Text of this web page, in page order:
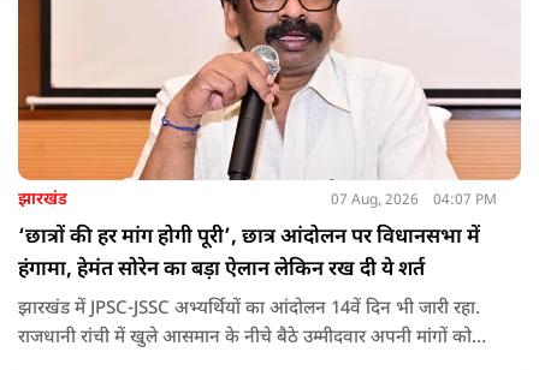
झारखंड 07 Aug, 2026 04:07 PM
‘छात्रों की हर मांग होगी पूरी’, छात्र आंदोलन पर विधानसभा में
हंगामा, हेमंत सोरेन का बड़ा ऐलान लेकिन रख दी ये शर्त
झारखंड में JPSC-JSSC अभ्यर्थियों का आंदोलन 14वें दिन भी जारी रहा.
राजधानी रांची में खुले आसमान के नीचे बैठे उम्मीदवार अपनी मांगों को